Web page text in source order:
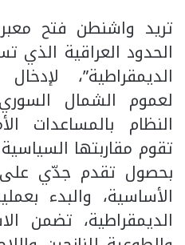
تريد واشنطن فتح
الحدود العراقية الذي
الديمقراطية”،
لعموم الشمال
النظام بالمساعدات
تقوم مقاربتها
بحصول تقدم جدّي
الأساسية، والبدء
الديمقراطية، تضمن